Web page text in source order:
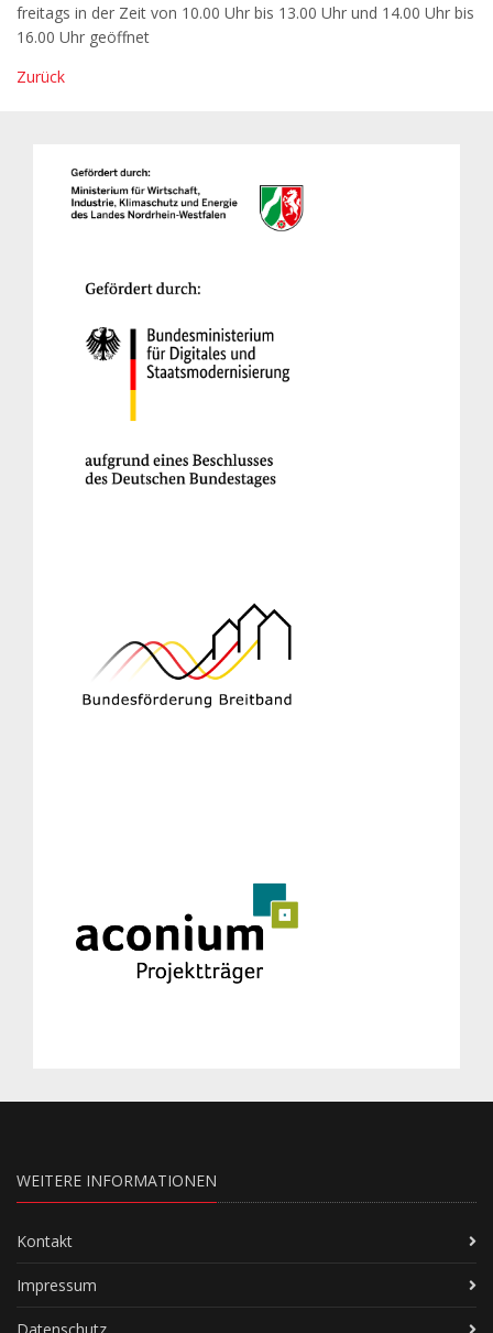
freitags in der Zeit von 10.00 Uhr bis 13.00 Uhr und 14.00 Uhr bis
16.00 Uhr geöffnet
Zurück
WEITERE INFORMATIONEN
Kontakt
Impressum